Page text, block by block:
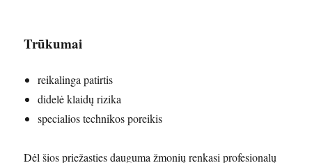
Trūkumai
reikalinga patirtis
didelė klaidų rizika
specialios technikos poreikis
Dėl šios priežasties dauguma žmonių renkasi profesionalų